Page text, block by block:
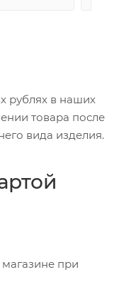
рублях в наших
товара после
вида изделия.
при